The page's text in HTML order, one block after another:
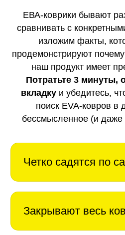
ЕВА-коврики бывают
сравнивать с
изложим факты,
продемонстрируют
наш продукт имеет
Потратьте 3 минуты,
вкладку и убедитесь,
поиск EVA-ковров в
бессмысленное (и даже
Четко садятся по
Закрывают весь